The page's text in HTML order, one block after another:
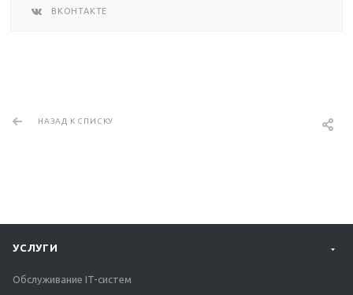
ВКОНТАКТЕ
НАЗАД К СПИСКУ
УСЛУГИ
Обслуживание IT-систем